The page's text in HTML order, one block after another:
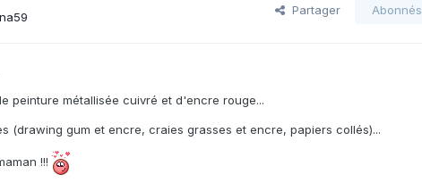
Partager Abonnés
peinture métallisée cuivré et d'encre rouge...
(drawing gum et encre, craies grasses et encre, papiers collés)...
!!!